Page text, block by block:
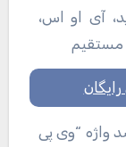
آی او اس،
مستقیم
واژه “وی پی